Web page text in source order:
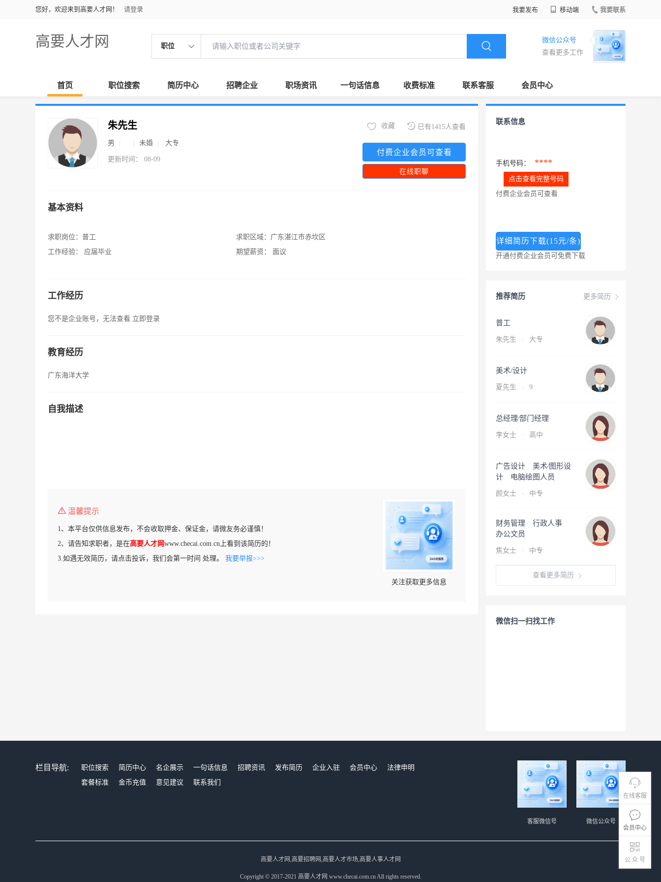
您好，欢迎来到高要人才网！ 请登录 我要发布 移动端 我要联系
高要人才网 职位
微信公众号
查看更多工作
首页 职位搜索 简历中心 招聘企业 职场资讯 一句话信息 收费标准 联系客服 会员中心
在线客服
会员中心
公 众 号
朱先生
男 未婚 大专
更新时间： 08-09
已有1415人查看
收藏
付费企业会员可查看
在线职聊
基本资料
求职岗位： 普工
工作经验：
应届毕业
求职区域： 广东湛江市赤坎区
期望薪资：
面议
工作经历
您不是企业账号，无法查看 立即登录
教育经历
广东海洋大学
自我描述
温馨提示
1、本平台仅供信息发布，不会收取押金、保证金，请微友务必谨慎！
2、请告知求职者，是在高要人才网www.checai.com.cn上看到该简历的！
3.如遇无效简历，请点击投诉，我们会第一时间 处理。 我要举报>>>
关注获取更多信息
联系信息
手机号码： ****
点击查看完整号码
付费企业会员可查看
详细简历下载(15元/条)
开通付费企业会员可免费下载
更多简历
推荐简历
普工
朱先生 · 大专
美术/设计
夏先生 · 9
总经理∕部门经理
李女士 · 高中
广告设计 美术∕图形设
计 电脑绘图人员
颜女士 · 中专
财务管理 行政人事
办公文员
焦女士 · 中专
查看更多简历
微信扫一扫找工作
栏目导航: 职位搜索 简历中心 名企展示 一句话信息 招聘资讯 发布简历 企业入驻 会员中心
法律申明
套餐标准
金币充值 意见建议 联系我们
微信公众号
客服微信号
高要人才网,高要招聘网,高要人才市场,高要人事人才网
Copyright © 2017-2021 高要人才网 www.checai.com.cn All rights reserved.